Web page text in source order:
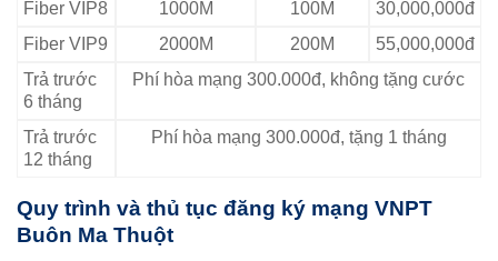
Fiber VIP8
1000M 100M
30,000,000đ
Fiber VIP9
2000M 200M
55,000,000đ
Trả trước
6 tháng
Phí hòa mạng 300.000đ, không tặng cước
Trả trước
12 tháng
Phí hòa mạng 300.000đ, tặng 1 tháng
Quy trình và thủ tục đăng ký mạng VNPT
Buôn Ma Thuột